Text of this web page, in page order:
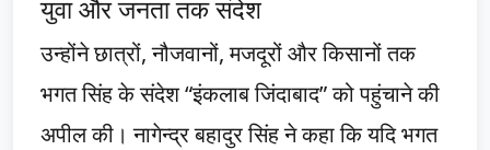
युवा और जनता तक संदेश
उन्होंने छात्रों, नौजवानों, मजदूरों और किसानों तक
भगत सिंह के संदेश “इंकलाब जिंदाबाद” को पहुंचाने की
अपील की। नागेन्द्र बहादुर सिंह ने कहा कि यदि भगत